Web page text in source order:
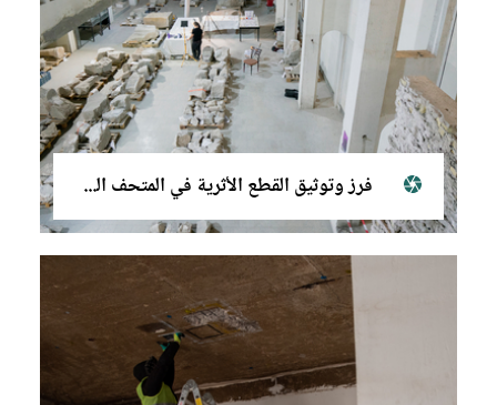
فرز وتوثيق القطع الأثرية في المتحف الحضاري في الموصل